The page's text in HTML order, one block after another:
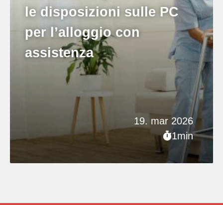
19. mar 2026
1min
le disposizioni sulle PC
per l’alloggio con
assistenza